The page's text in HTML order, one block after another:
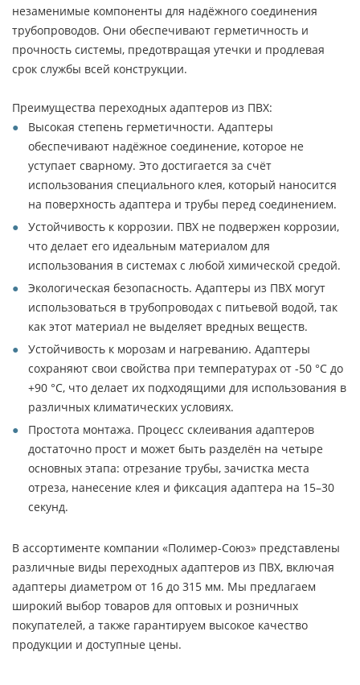
незаменимые компоненты для надёжного соединения
трубопроводов. Они обеспечивают герметичность и
прочность системы, предотвращая утечки и продлевая
срок службы всей конструкции.
Преимущества переходных адаптеров из ПВХ:
Высокая степень герметичности. Адаптеры
обеспечивают надёжное соединение, которое не
уступает сварному. Это достигается за счёт
использования специального клея, который наносится
на поверхность адаптера и трубы перед соединением.
Устойчивость к коррозии. ПВХ не подвержен коррозии,
что делает его идеальным материалом для
использования в системах с любой химической средой.
Экологическая безопасность. Адаптеры из ПВХ могут
использоваться в трубопроводах с питьевой водой, так
как этот материал не выделяет вредных веществ.
Устойчивость к морозам и нагреванию. Адаптеры
сохраняют свои свойства при температурах от -50 °C до
+90 °C, что делает их подходящими для использования в
различных климатических условиях.
Простота монтажа. Процесс склеивания адаптеров
достаточно прост и может быть разделён на четыре
основных этапа: отрезание трубы, зачистка места
отреза, нанесение клея и фиксация адаптера на 15–30
секунд.
В ассортименте компании «Полимер-Союз» представлены
различные виды переходных адаптеров из ПВХ, включая
адаптеры диаметром от 16 до 315 мм. Мы предлагаем
широкий выбор товаров для оптовых и розничных
покупателей, а также гарантируем высокое качество
продукции и доступные цены.